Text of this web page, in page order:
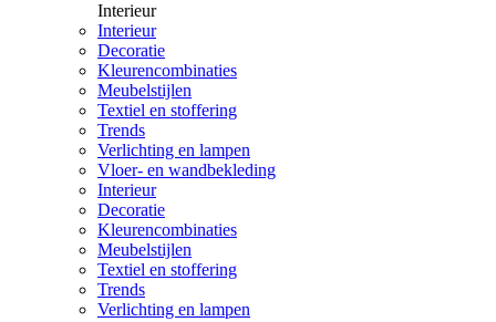
Interieur
Interieur
Decoratie
Kleurencombinaties
Meubelstijlen
Textiel en stoffering
Trends
Verlichting en lampen
Vloer- en wandbekleding
Interieur
Decoratie
Kleurencombinaties
Meubelstijlen
Textiel en stoffering
Trends
Verlichting en lampen